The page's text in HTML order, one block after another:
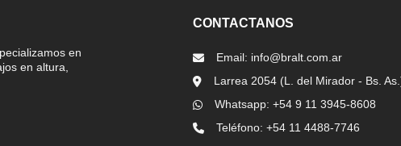
en
en altura,
CONTACTANOS
Email: info@bralt.com.ar
Larrea 2054 (L. del Mirador - Bs.
Whatsapp: +54 9 11 3945-8608
Teléfono: +54 11 4488-7746